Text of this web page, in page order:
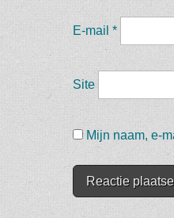
E-mail *
Site
Mijn naam, e-